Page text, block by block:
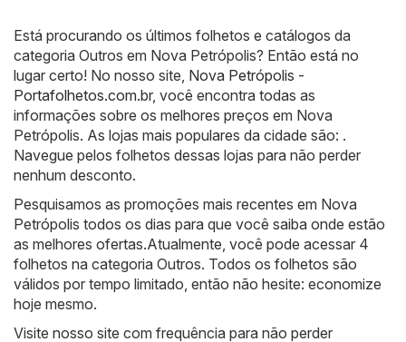
Está procurando os últimos folhetos e catálogos da
categoria Outros em Nova Petrópolis? Então está no
lugar certo! No nosso site, Nova Petrópolis -
Portafolhetos.com.br, você encontra todas as
informações sobre os melhores preços em Nova
Petrópolis. As lojas mais populares da cidade são: .
Navegue pelos folhetos dessas lojas para não perder
nenhum desconto.
Pesquisamos as promoções mais recentes em Nova
Petrópolis todos os dias para que você saiba onde estão
as melhores ofertas.Atualmente, você pode acessar 4
folhetos na categoria Outros. Todos os folhetos são
válidos por tempo limitado, então não hesite: economize
hoje mesmo.
Visite nosso site com frequência para não perder